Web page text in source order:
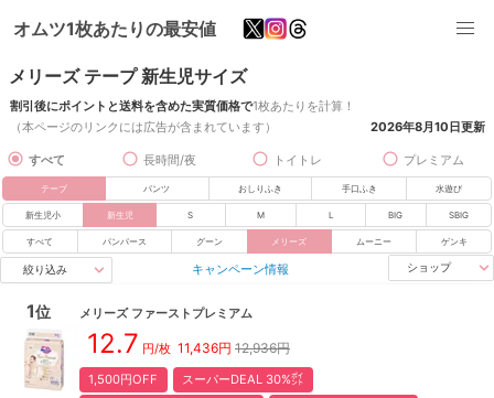
オムツ1枚あたりの最安値
メリーズ テープ 新生児サイズ
割引後にポイントと送料を含めた実質価格で1枚あたりを計算！
（本ページのリンクには広告が含まれています）
2026年8月10日更新
すべて 長時間/夜 トイトレ プレミアム
テープ パンツ おしりふき 手口ふき 水遊び
新生児小 新生児 S M L BIG SBIG
すべて パンパース グーン メリーズ ムーニー ゲンキ
絞り込み キャンペーン情報 ショップ
1位 メリーズ ファーストプレミアム
12.7 円/枚 11,436円 12,936円
1,500円OFF
スーパーDEAL 30%㌽